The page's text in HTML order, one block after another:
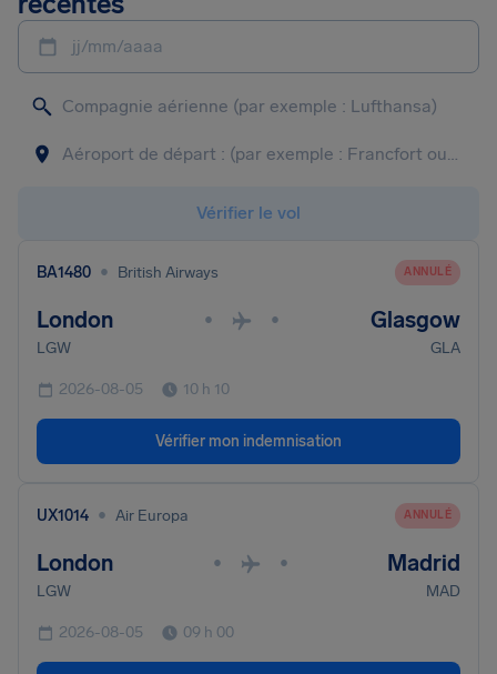
jj/mm/aaaa
Vérifier le vol
BA1480 • British Airways ANNULÉ
London • • Glasgow
LGW GLA
2026-08-05 10 h 10
Vérifier mon indemnisation
UX1014 • Air Europa ANNULÉ
London • • Madrid
LGW MAD
2026-08-05 09 h 00